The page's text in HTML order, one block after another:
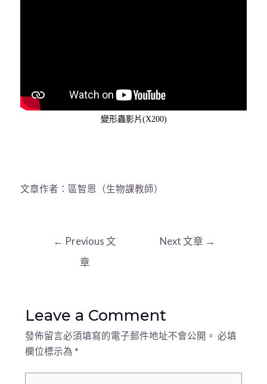
變形蟲影片 (X200)
文章作者：區智恩（生物課教師）
← Previous 文
章
Next 文章 →
Leave a Comment
發佈留言必須填寫的電子郵件地址不會公開。 必填
欄位標示為 *